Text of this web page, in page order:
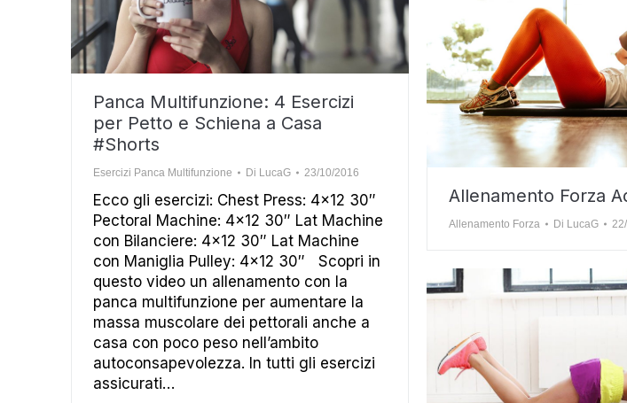
Panca Multifunzione: 4 Esercizi
per Petto e Schiena a Casa
#Shorts
Esercizi Panca Multifunzione Di LucaG 23/10/2016
Ecco gli esercizi: Chest Press: 4×12 30″
Pectoral Machine: 4×12 30″ Lat Machine
con Bilanciere: 4×12 30″ Lat Machine
con Maniglia Pulley: 4×12 30″ Scopri in
questo video un allenamento con la
panca multifunzione per aumentare la
massa muscolare dei pettorali anche a
casa con poco peso nell’ambito
autoconsapevolezza. In tutti gli esercizi
assicurati…
Allenamento Forza
Allenamento Forza Di LucaG